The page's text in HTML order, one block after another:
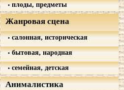
плоды, предметы
Жанровая сцена
салонная, историческая
бытовая, народная
семейная, детская
Анималистика